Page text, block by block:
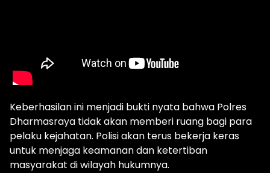
Keberhasilan ini menjadi bukti nyata bahwa Polres
Dharmasraya tidak akan memberi ruang bagi para
pelaku kejahatan. Polisi akan terus bekerja keras
untuk menjaga keamanan dan ketertiban
masyarakat di wilayah hukumnya.